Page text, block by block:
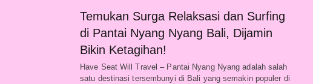
Temukan Surga Relaksasi dan Surfing
di Pantai Nyang Nyang Bali, Dijamin
Bikin Ketagihan!
Have Seat Will Travel – Pantai Nyang Nyang adalah salah
satu destinasi tersembunyi di Bali yang semakin populer di